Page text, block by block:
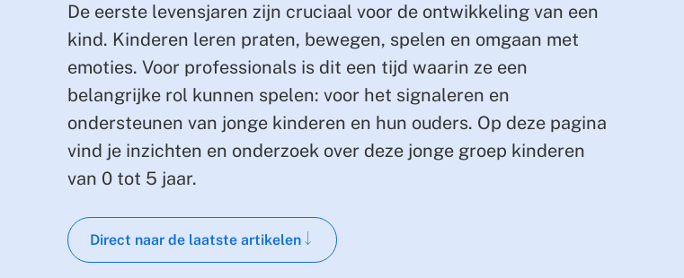
De eerste levensjaren zijn cruciaal voor de ontwikkeling van een
kind. Kinderen leren praten, bewegen, spelen en omgaan met
emoties. Voor professionals is dit een tijd waarin ze een
belangrijke rol kunnen spelen: voor het signaleren en
ondersteunen van jonge kinderen en hun ouders. Op deze pagina
vind je inzichten en onderzoek over deze jonge groep kinderen
van 0 tot 5 jaar.
Direct naar de laatste artikelen
Scroll naar hoofdtekst